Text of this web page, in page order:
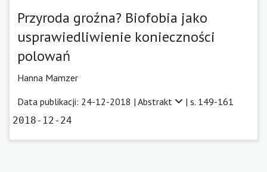
Przyroda groźna? Biofobia jako
usprawiedliwienie konieczności
polowań
Hanna Mamzer
Data publikacji: 24-12-2018 | Abstrakt | s. 149-161
2018-12-24